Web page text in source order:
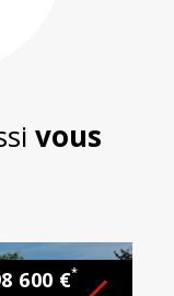
vous
600 €*